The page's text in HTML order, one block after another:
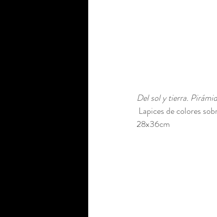
Del sol y tierra.
Lapices de colores
28x36cm